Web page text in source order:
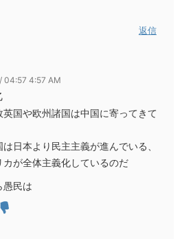
返信
04:57 4:57 AM
英国や欧州諸国は中国に寄ってきて
日本より民主主義が進んでいる、
カが全体主義化しているのだ
愚民は